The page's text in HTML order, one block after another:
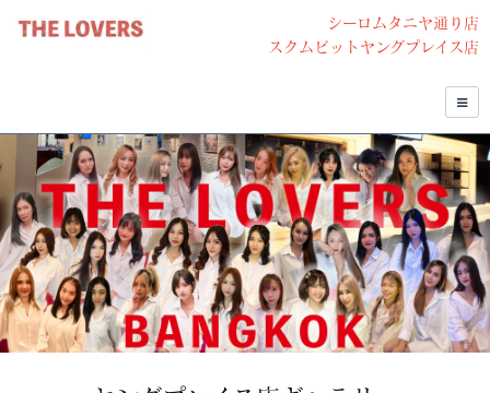
シーロムタニヤ通り店
スクムビットヤングプレイス店